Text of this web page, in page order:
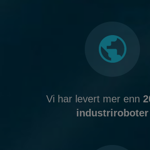
Vi har levert mer enn
industriroboter